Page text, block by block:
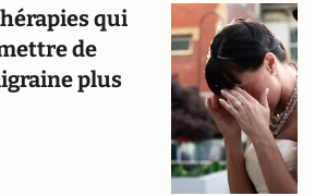
qui
de
plus